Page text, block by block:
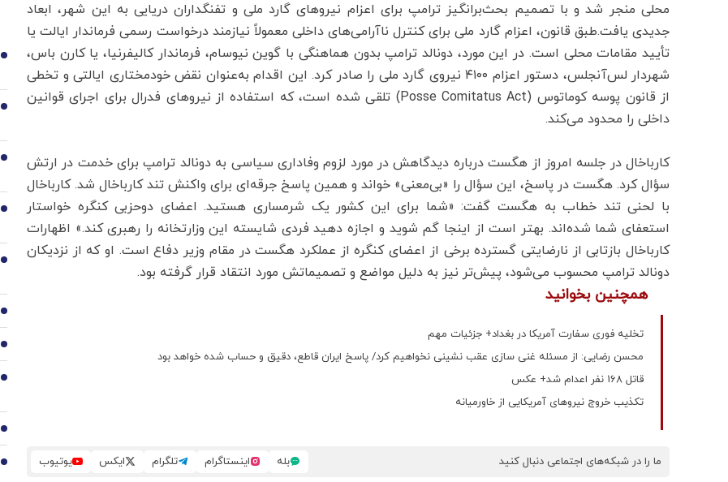
محلی منجر شد و با تصمیم بحث‌برانگیز ترامپ برای اعزام نیروهای گارد ملی و تفنگداران دریایی به این شهر، ابعاد
جدیدی یافت.طبق قانون، اعزام گارد ملی برای کنترل ناآرامی‌های داخلی معمولاً نیازمند درخواست رسمی فرماندار ایالت یا
تأیید مقامات محلی است. در این مورد، دونالد ترامپ بدون هماهنگی با گوین نیوسام، فرماندار کالیفرنیا، یا کارن باس،
شهردار لس‌آنجلس، دستور اعزام ۴۱۰۰ نیروی گارد ملی را صادر کرد. این اقدام به‌عنوان نقض خودمختاری ایالتی و تخطی
از قانون پوسه کوماتوس (Posse Comitatus Act) تلقی شده است، که استفاده از نیروهای فدرال برای اجرای قوانین
داخلی را محدود می‌کند.
کارباخال در جلسه امروز از هگست درباره دیدگاهش در مورد لزوم وفاداری سیاسی به دونالد ترامپ برای خدمت در ارتش
سؤال کرد. هگست در پاسخ، این سؤال را «بی‌معنی» خواند و همین پاسخ جرقه‌ای برای واکنش تند کارباخال شد. کارباخال
با لحنی تند خطاب به هگست گفت: «شما برای این کشور یک شرمساری هستید. اعضای دوحزبی کنگره خواستار
استعفای شما شده‌اند. بهتر است از اینجا گم شوید و اجازه دهید فردی شایسته این وزارتخانه را رهبری کند.» اظهارات
کارباخال بازتابی از نارضایتی گسترده برخی از اعضای کنگره از عملکرد هگست در مقام وزیر دفاع است. او که از نزدیکان
دونالد ترامپ محسوب می‌شود، پیش‌تر نیز به دلیل مواضع و تصمیماتش مورد انتقاد قرار گرفته بود.
همچنین بخوانید
تخلیه فوری سفارت آمریکا در بغداد+ جزئیات مهم
محسن رضایی: از مسئله غنی سازی عقب نشینی نخواهیم کرد/ پاسخ ایران قاطع، دقیق و حساب شده خواهد بود
قاتل 168 نفر اعدام شد+ عکس
تکذیب خروج نیروهای آمریکایی از خاورمیانه
ما را در شبکه‌های اجتماعی دنبال کنید بله اینستاگرام تلگرام ایکس یوتیوب
1
2
3
4
5
6
7
8
9
10